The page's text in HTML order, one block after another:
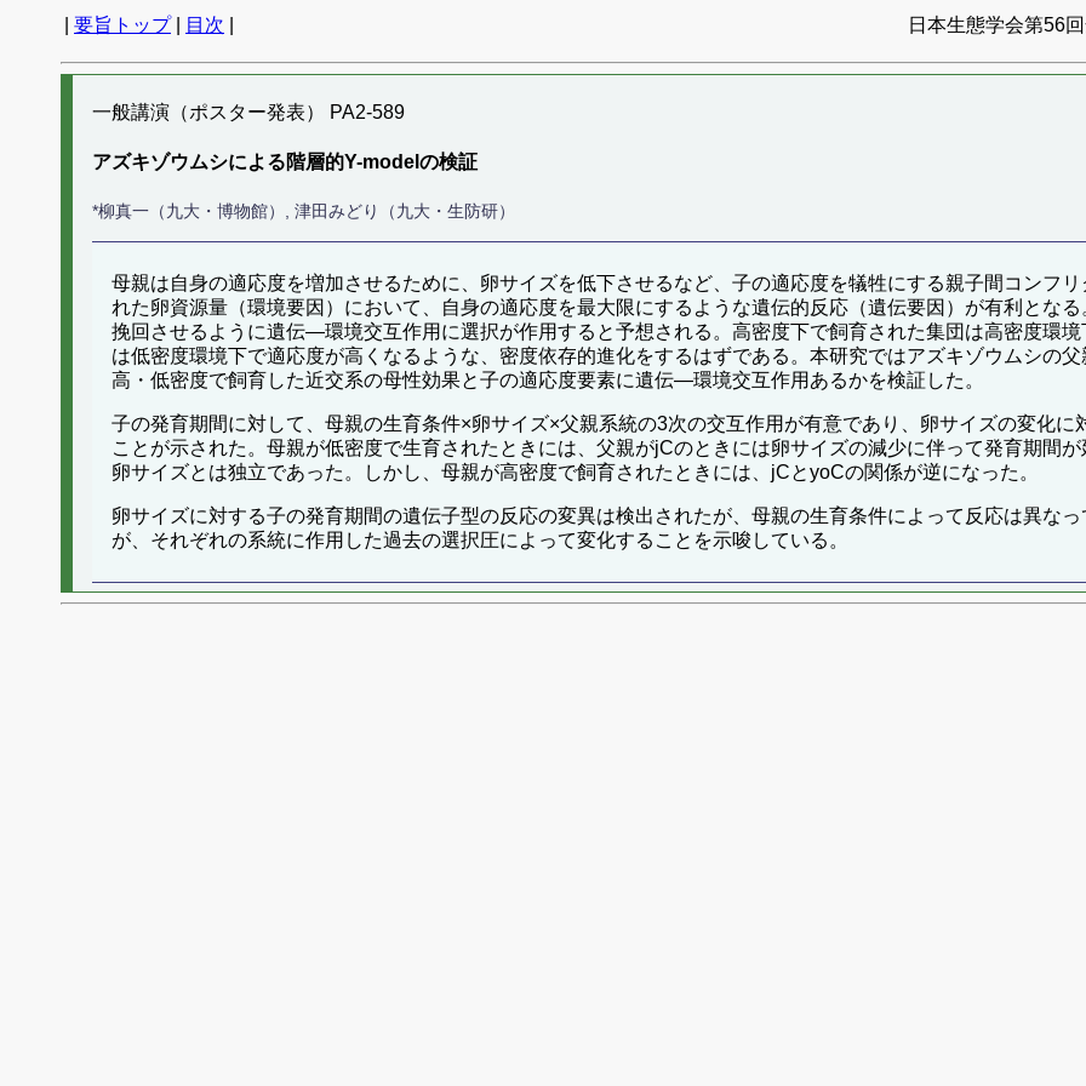
要旨トップ| 目次 日本生態学会第56
一般講演（ポスター発表） PA2-589
アズキゾウムシによる階層的Y-modelの検証
*柳真一（九大・博物館）, 津田みどり（九大・生防研）
母親は自身の適応度を増加させるために、卵サイズを低下させるなど、子の適応度を犠牲にする親子間コンフ
れた卵資源量（環境要因）において、自身の適応度を最大限にするような遺伝的反応（遺伝要因）が有利とな
挽回させるように遺伝―環境交互作用に選択が作用すると予想される。高密度下で飼育された集団は高密度環
は低密度環境下で適応度が高くなるような、密度依存的進化をするはずである。本研究ではアズキゾウムシの
高・低密度で飼育した近交系の母性効果と子の適応度要素に遺伝―環境交互作用あるかを検証した。
子の発育期間に対して、母親の生育条件×卵サイズ×父親系統の3次の交互作用が有意であり、卵サイズの変化
ことが示された。母親が低密度で生育されたときには、父親がjCのときには卵サイズの減少に伴って発育期間
卵サイズとは独立であった。しかし、母親が高密度で飼育されたときには、jCとyoCの関係が逆になった。
卵サイズに対する子の発育期間の遺伝子型の反応の変異は検出されたが、母親の生育条件によって反応は異な
が、それぞれの系統に作用した過去の選択圧によって変化することを示唆している。